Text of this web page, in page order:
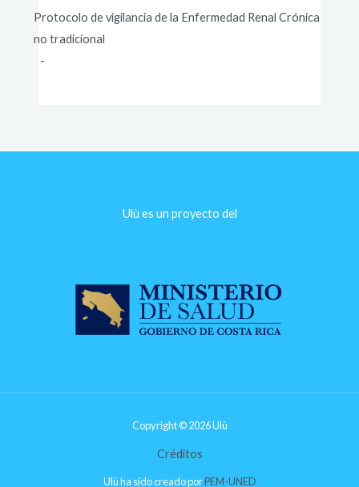
Protocolo de vigilancia de la Enfermedad Renal Crónica
no tradicional
-
Ulù es un proyecto del​
Copyright © 2026 Ulù
Créditos
Ulù ha sido creado porPEM-UNED